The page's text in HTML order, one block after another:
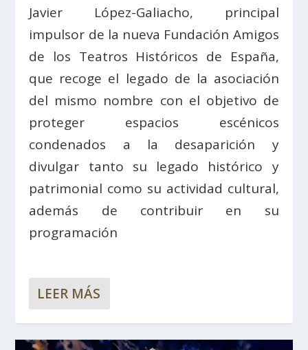
Javier López-Galiacho, principal
impulsor de la nueva Fundación Amigos
de los Teatros Históricos de España,
que recoge el legado de la asociación
del mismo nombre con el objetivo de
proteger espacios escénicos
condenados a la desaparición y
divulgar tanto su legado histórico y
patrimonial como su actividad cultural,
además de contribuir en su
programación
LEER MÁS